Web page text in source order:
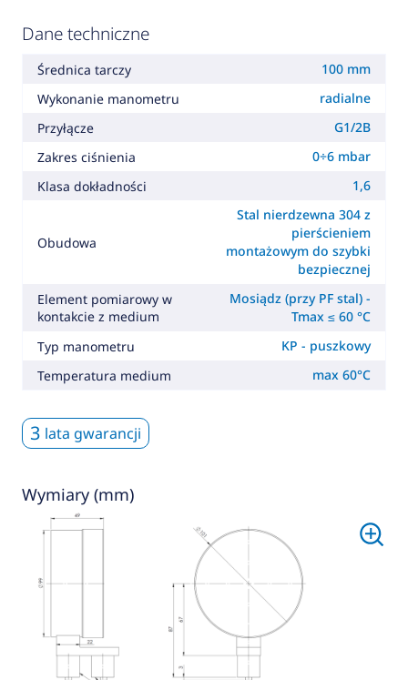
Dane techniczne
Średnica tarczy
100 mm
Wykonanie manometru
radialne
Przyłącze
G1/2B
Zakres ciśnienia
0÷6 mbar
Klasa dokładności
1,6
Obudowa
Stal nierdzewna 304 z
pierścieniem
montażowym do szybki
bezpiecznej
Element pomiarowy w
kontakcie z medium
Mosiądz (przy PF stal) -
Tmax ≤ 60 °C
Typ manometru
KP - puszkowy
Temperatura medium
max 60°C
3 lata gwarancji
Wymiary (mm)